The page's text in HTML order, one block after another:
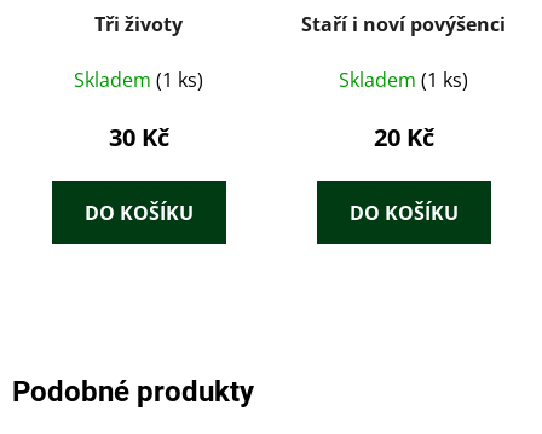
Tři životy
Skladem (1 ks)
30 Kč
DO KOŠÍKU
Staří i noví povýšenci
Skladem (1 ks)
20 Kč
DO KOŠÍKU
Podobné produkty